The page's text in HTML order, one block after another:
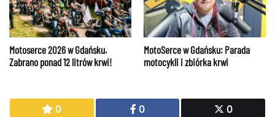
0 0 0
Motoserce 2026 w Gdańsku.
Zabrano ponad 12 litrów krwi!
MotoSerce w Gdańsku: Parada
motocykli i zbiórka krwi